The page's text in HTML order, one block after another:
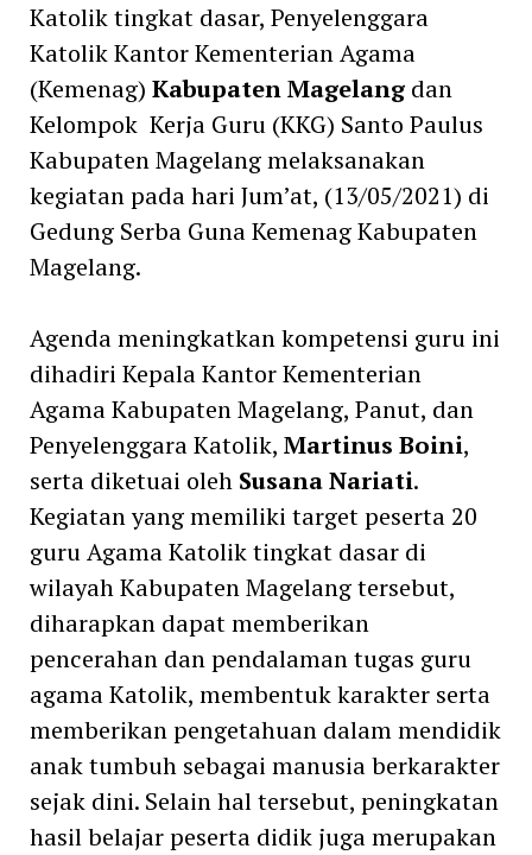
Katolik tingkat dasar, Penyelenggara
Katolik Kantor Kementerian Agama
(Kemenag) Kabupaten Magelangdan
Kelompok Kerja Guru (KKG) Santo Paulus
Kabupaten Magelang melaksanakan
kegiatan pada hari Jum’at, (13/05/2021) di
Gedung Serba Guna Kemenag Kabupaten
Magelang.
Agenda meningkatkan kompetensi guru ini
dihadiri Kepala Kantor Kementerian
Agama Kabupaten Magelang, Panut, dan
Penyelenggara Katolik, Martinus Boini,
serta diketuai oleh Susana Nariati.
Kegiatan yang memiliki target peserta 20
guru Agama Katolik tingkat dasar di
wilayah Kabupaten Magelang tersebut,
diharapkan dapat memberikan
pencerahan dan pendalaman tugas guru
agama Katolik, membentuk karakter serta
memberikan pengetahuan dalam mendidik
anak tumbuh sebagai manusia berkarakter
sejak dini. Selain hal tersebut, peningkatan
hasil belajar peserta didik juga merupakan